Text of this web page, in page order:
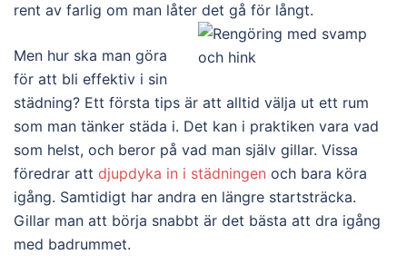
rent av farlig om man låter det gå för långt.
Men hur ska man göra
för att bli effektiv i sin
städning? Ett första tips är att alltid välja ut ett rum
som man tänker städa i. Det kan i praktiken vara vad
som helst, och beror på vad man själv gillar. Vissa
föredrar att djupdyka in i städningen och bara köra
igång. Samtidigt har andra en längre startsträcka.
Gillar man att börja snabbt är det bästa att dra igång
med badrummet.